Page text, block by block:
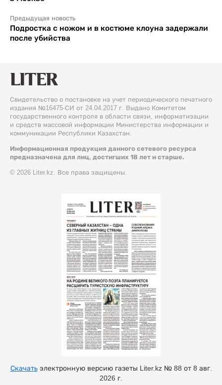
Предыдущая новость
Подростка с ножом и в костюме клоуна задержали
после убийства
Свидетельство о постановке на учет периодического печатного
издания №16475-СИ от 24.04.2017 г. Выдано Комитетом
государственного контроля в области связи, информатизации
и средств массовой информации Министерства информации и
коммуникации Республики Казахстан.
Информационная продукция данного сетевого ресурса
предназначена для лиц, достигших 18 лет и старше.
© 2026 Liter.kz. Все права защищены.
Скачатьэлектронную версию газеты Liter.kz № 88 от 8 авг.
2026 г.